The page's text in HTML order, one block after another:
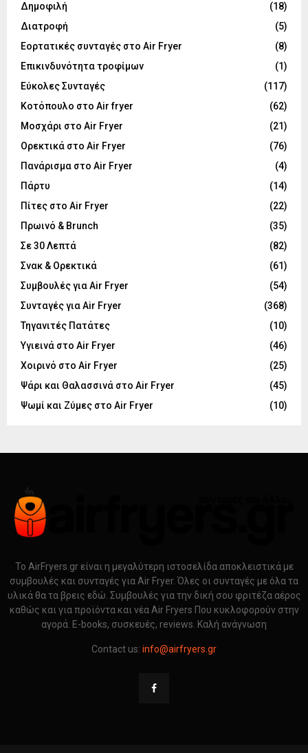
Δημοφιλή
(18)
Διατροφή
(5)
Εορτατικές συνταγές στο Air Fryer
(8)
Επικινδυνότητα τροφίμων
(1)
Εύκολες Συνταγές
(117)
Κοτόπουλο στο Air fryer
(62)
Μοσχάρι στο Air Fryer
(21)
Ορεκτικά στο Air Fryer
(76)
Πανάρισμα στο Air Fryer
(4)
Πάρτυ
(14)
Πίτες στο Air Fryer
(22)
Πρωινό & Brunch
(35)
Σε 30 Λεπτά
(82)
Σνακ & Ορεκτικά
(61)
Συμβουλές για Air Fryer
(54)
Συνταγές για Air Fryer
(368)
Τηγανιτές Πατάτες
(10)
Υγιεινά στο Air Fryer
(46)
Χοιρινό στο Air Fryer
(25)
Ψάρι και Θαλασσινά στο Air Fryer
(45)
Ψωμί και Ζύμες στο Air Fryer
(10)
Το AirFryers.gr είναι η μεγαλύτερη ιστοσελίδα αποκλειστικά με
συμβουλές και συνταγές για Air Fryer. Όλες οι συνταγές με όλα τα
υλικά θα τα βρεις εδώ. Συμβουλές για την δική σου φριτέζα αέρος
καθώς και για προϊόντα και νέα Air Fryers Που κυκλοφορούν στην
αγορά. E-books, συσκευές, reviews. Καλή ανάγνωση
Contact us: info@airfryers.gr